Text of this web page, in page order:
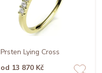
Prsten Lying Cross
od 13 870 Kč